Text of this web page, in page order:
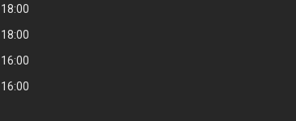
18:00
18:00
16:00
16:00